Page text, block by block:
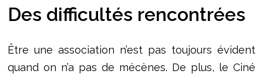
Des difficultés rencontrées
Être une association n’est pas toujours évident
quand on n’a pas de mécènes. De plus, le Ciné